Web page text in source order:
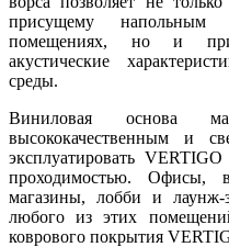
присущему напольным
помещениях, но и
акустические
среды.
Виниловая основа
высококачественным и
эксплуатировать
проходимостью. Офисы,
магазины, лобби и
любого из этих
коврового покрытия